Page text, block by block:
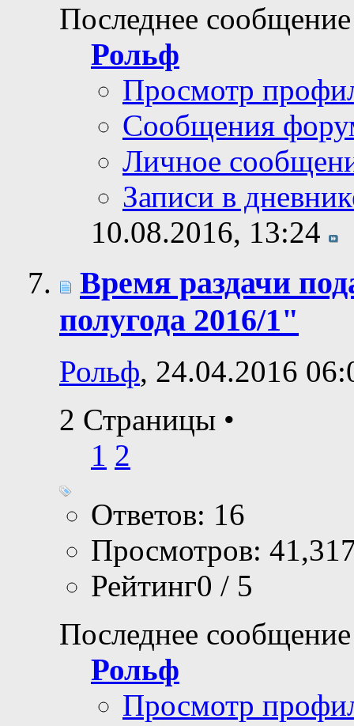
Последнее
Рольф
Просмотр
Сообщения
Личное
Записи в
10.08.2016, 13:24
Время раздачи
полугода 2016/1"
Рольф, 24.04.2016
2 Страницы •
1 2
Ответов: 16
Просмотров:
Рейтинг0 / 5
Последнее
Рольф
Просмотр